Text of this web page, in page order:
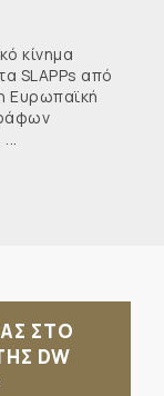
κίνημα
SLAPPs από
Ευρωπαϊκή
ΣΤΟ
DW